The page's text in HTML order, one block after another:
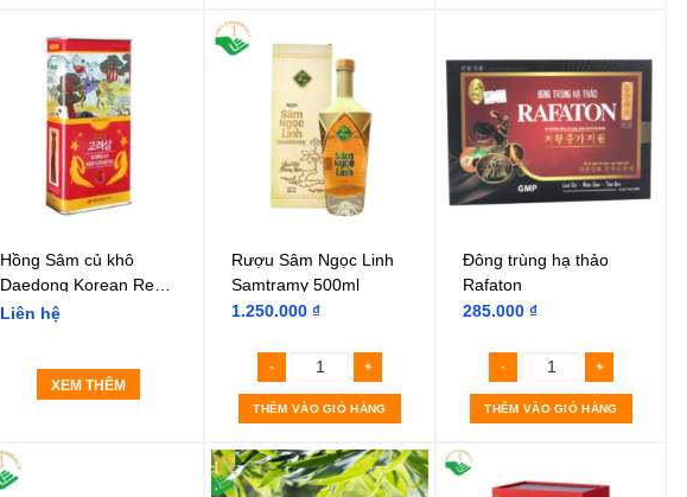
Hồng Sâm củ khô
Daedong Korean Red
Ginseng 300g
Liên hệ
XEM THÊM
Rượu Sâm Ngọc Linh
Samtramy 500ml
1.250.000₫
THÊM VÀO GIỎ HÀNG
Đông trùng hạ thảo
Rafaton
285.000₫
THÊM VÀO GIỎ HÀNG